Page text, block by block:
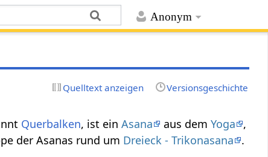
Anonym
Quelltext anzeigen Versionsgeschichte
Querbalken, ist einAsana aus demYoga
,
der Asanas rund um Dreieck - Trikonasana .